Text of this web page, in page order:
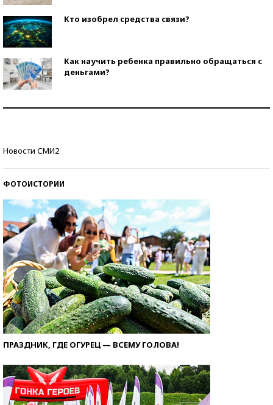
Кто изобрел средства связи?
Как научить ребенка правильно обращаться с
деньгами?
Новости СМИ2
ФОТОИСТОРИИ
ПРАЗДНИК, ГДЕ ОГУРЕЦ — ВСЕМУ ГОЛОВА!